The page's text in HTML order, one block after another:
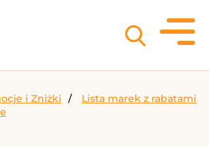
i Zniżki
Lista marek z rabatami